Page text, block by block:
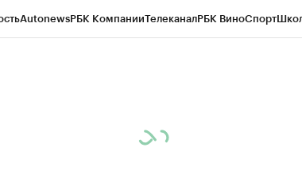
AutonewsРБК КомпанииТелеканалРБК ВиноСпорт